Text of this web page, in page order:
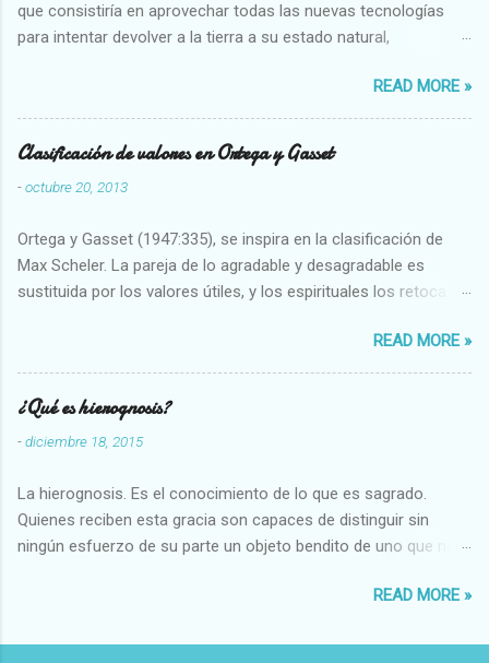
que consistiría en aprovechar todas las nuevas tecnologías
para intentar devolver a la tierra a su estado natural,
READ MORE »
Clasificación de valores en Ortega y Gasset
-octubre 20, 2013
Ortega y Gasset (1947:335), se inspira en la clasificación de
Max Scheler. La pareja de lo agradable y desagradable es
sustituida por los valores útiles, y los espirituales los retoca.
Abundante-Escaso,etc 2 VITALES Sano-Enfermo Selecto-
Vulgar Enérgico-Inerte Fuerte-Débil,etc. 3 ESPIRITUALES a)
Intelectuales Conocimiento-Error Exacto-Aproximado
Evidente-Probable,etc b) Morales Bueno-malo Bondadoso-
malvado Justo-Injusto Escrupuloso-Relajado Leal-Desleal,etc.
Armonioso-Inarmonioso 4 RELIGIOSOS Santo-Pr...
READ MORE »
¿Qué es hierognosis?
-diciembre 18, 2015
La hierognosis. Es el conocimiento de lo que es sagrado.
Quienes reciben esta gracia son capaces de distinguir sin
ningún esfuerzo de su parte un objeto bendito de uno que no
READ MORE »